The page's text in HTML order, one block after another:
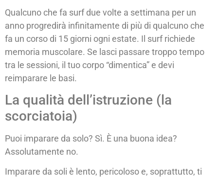
Qualcuno che fa surf due volte a settimana per un
anno progredirà infinitamente di più di qualcuno che
fa un corso di 15 giorni ogni estate. Il surf richiede
memoria muscolare. Se lasci passare troppo tempo
tra le sessioni, il tuo corpo “dimentica” e devi
reimparare le basi.
La qualità dell’istruzione (la
scorciatoia)
Puoi imparare da solo? Sì. È una buona idea?
Assolutamente no.
Imparare da soli è lento, pericoloso e, soprattutto, ti